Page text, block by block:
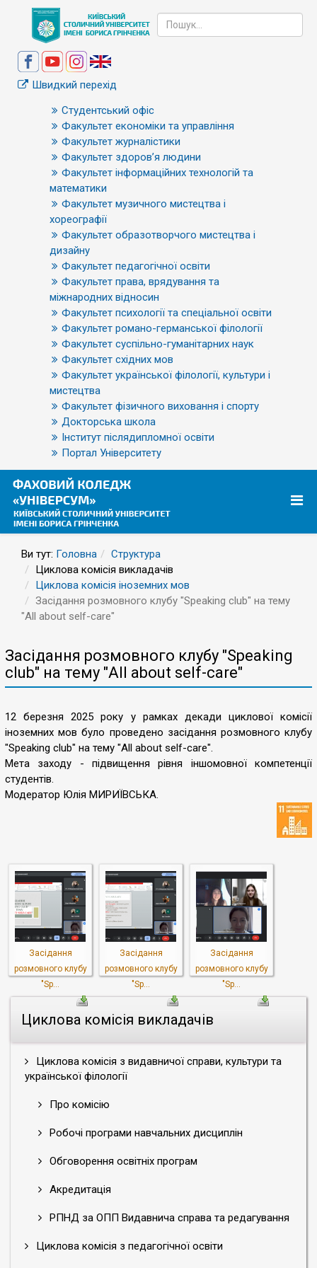
Швидкий перехід
Студентський офіс
Факультет економіки та управління
Факультет журналістики
Факультет здоров’я людини
Факультет інформаційних технологій та
математики
Факультет музичного мистецтва і
хореографії
Факультет образотворчого мистецтва і
дизайну
Факультет педагогічної освіти
Факультет права, врядування та
міжнародних відносин
Факультет психології та спеціальної освіти
Факультет романо-германської філології
Факультет суспільно-гуманітарних наук
Факультет східних мов
Факультет української філології, культури і
мистецтва
Факультет фізичного виховання і спорту
Докторська школа
Інститут післядипломної освіти
Портал Університету
Ви тут: Головна
Структура
Циклова комісія викладачів
Циклова комісія іноземних мов
Засідання розмовного клубу "Speaking club" на тему
"All about self-care"
Циклова комісія викладачів
Циклова комісія з видавничої справи, культури та
української філології
Про комісію
Робочі програми навчальних дисциплін
Обговорення освітніх програм
Акредитація
РПНД за ОПП Видавнича справа та редагування
Циклова комісія з педагогічної освіти
Засідання розмовного клубу "Speaking
club" на тему "All about self-care"
12 березня 2025 року у рамках декади циклової комісії
іноземних мов було проведено засідання розмовного клубу
"Speaking club" на тему "All about self-care".
Мета заходу - підвищення рівня іншомовної компетенції
студентів.
Модератор Юлія МИРИЇВСЬКА.
Засідання
розмовного клубу
"Sp...
Засідання
розмовного клубу
"Sp...
Засідання
розмовного клубу
"Sp...